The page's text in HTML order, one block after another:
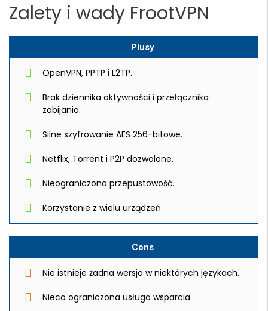
Zalety i wady FrootVPN
Plusy
OpenVPN, PPTP i L2TP.
Brak dziennika aktywności i przełącznika
zabijania.
Silne szyfrowanie AES 256-bitowe.
Netflix, Torrent i P2P dozwolone.
Nieograniczona przepustowość.
Korzystanie z wielu urządzeń.
Cons
Nie istnieje żadna wersja w niektórych językach.
Nieco ograniczona usługa wsparcia.